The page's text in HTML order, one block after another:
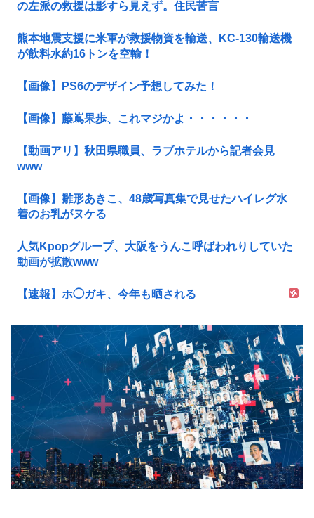
の左派の救援は影すら見えず。住民苦言
熊本地震支援に米軍が救援物資を輸送、KC-130輸送機
が飲料水約16トンを空輸！
【画像】PS6のデザイン予想してみた！
【画像】藤嶌果歩、これマジかよ・・・・・・
【動画アリ】秋田県職員、ラブホテルから記者会見
www
【画像】雛形あきこ、48歳写真集で見せたハイレグ水
着のお乳がヌケる
人気Kpopグループ、大阪をうんこ呼ばわれりしていた
動画が拡散www
【速報】ホ◯ガキ、今年も晒される